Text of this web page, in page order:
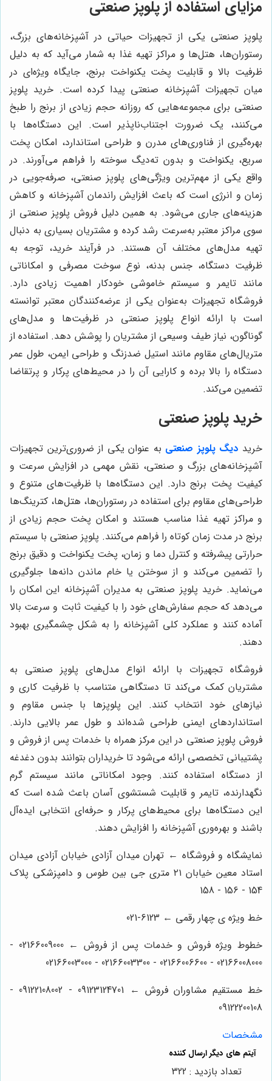
مزایای استفاده از پلوپز صنعتی
پلوپز صنعتی یکی از تجهیزات حیاتی در آشپزخانه‌های بزرگ،
رستوران‌ها، هتل‌ها و مراکز تهیه غذا به شمار می‌آید که به دلیل
ظرفیت بالا و قابلیت پخت یکنواخت برنج، جایگاه ویژه‌ای در
میان تجهیزات آشپزخانه صنعتی پیدا کرده است. خرید پلوپز
صنعتی برای مجموعه‌هایی که روزانه حجم زیادی از برنج را طبخ
می‌کنند، یک ضرورت اجتناب‌ناپذیر است. این دستگاه‌ها با
بهره‌گیری از فناوری‌های مدرن و طراحی استاندارد، امکان پخت
سریع، یکنواخت و بدون ته‌دیگ سوخته را فراهم می‌آورند. در
واقع یکی از مهم‌ترین ویژگی‌های پلوپز صنعتی، صرفه‌جویی در
زمان و انرژی است که باعث افزایش راندمان آشپزخانه و کاهش
هزینه‌های جاری می‌شود. به همین دلیل فروش پلوپز صنعتی از
سوی مراکز معتبر به‌سرعت رشد کرده و مشتریان بسیاری به دنبال
تهیه مدل‌های مختلف آن هستند. در فرآیند خرید، توجه به
ظرفیت دستگاه، جنس بدنه، نوع سوخت مصرفی و امکاناتی
مانند تایمر و سیستم خاموشی خودکار اهمیت زیادی دارد.
فروشگاه تجهیزات به‌عنوان یکی از عرضه‌کنندگان معتبر توانسته
است با ارائه انواع پلوپز صنعتی در ظرفیت‌ها و مدل‌های
گوناگون، نیاز طیف وسیعی از مشتریان را پوشش دهد. استفاده از
متریال‌های مقاوم مانند استیل ضدزنگ و طراحی ایمن، طول عمر
دستگاه را بالا برده و کارایی آن را در محیط‌های پرکار و پرتقاضا
تضمین می‌کند.
خرید پلوپز صنعتی
خرید دیگ پلوپز صنعتی به عنوان یکی از ضروری‌ترین تجهیزات
آشپزخانه‌های بزرگ و صنعتی، نقش مهمی در افزایش سرعت و
کیفیت پخت برنج دارد. این دستگاه‌ها با ظرفیت‌های متنوع و
طراحی‌های مقاوم برای استفاده در رستوران‌ها، هتل‌ها، کترینگ‌ها
و مراکز تهیه غذا مناسب هستند و امکان پخت حجم زیادی از
برنج در مدت زمان کوتاه را فراهم می‌کنند. پلوپز صنعتی با سیستم
حرارتی پیشرفته و کنترل دما و زمان، پخت یکنواخت و دقیق برنج
را تضمین می‌کند و از سوختن یا خام ماندن دانه‌ها جلوگیری
می‌نماید. خرید پلوپز صنعتی به مدیران آشپزخانه این امکان را
می‌دهد که حجم سفارش‌های خود را با کیفیت ثابت و سرعت بالا
آماده کنند و عملکرد کلی آشپزخانه را به شکل چشمگیری بهبود
دهند.
فروشگاه تجهیزات با ارائه انواع مدل‌های پلوپز صنعتی به
مشتریان کمک می‌کند تا دستگاهی متناسب با ظرفیت کاری و
نیازهای خود انتخاب کنند. این پلوپزها با جنس مقاوم و
استانداردهای ایمنی طراحی شده‌اند و طول عمر بالایی دارند.
فروش پلوپز صنعتی در این مرکز همراه با خدمات پس از فروش و
پشتیبانی تخصصی ارائه می‌شود تا خریداران بتوانند بدون دغدغه
از دستگاه استفاده کنند. وجود امکاناتی مانند سیستم گرم
نگهدارنده، تایمر و قابلیت شستشوی آسان باعث شده است که
این دستگاه‌ها برای محیط‌های پرکار و حرفه‌ای انتخابی ایده‌آل
باشند و بهره‌وری آشپزخانه را افزایش دهند.
نمایشگاه و فروشگاه ← تهران میدان آزادی خیابان آزادی میدان
استاد معین خیابان ۲۱ متری جی بین طوس و دامپزشکی پلاک
154 - 156 - 158
خط ویژه ی چهار رقمی ← 6123-021
خطوط ویژه فروش و خدمات پس از فروش ← 02166009000 -
02166008000 - 02166006600 - 02166003300 - 02166003000
خط مستقیم مشاوران فروش ← 09123124701 - 09122108002 -
09122200108
مشخصات
تعداد بازدید : 322